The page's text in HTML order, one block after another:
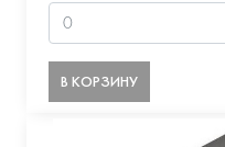
В КОРЗИНУ